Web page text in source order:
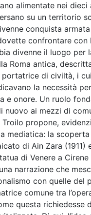
alimentate nei dieci
su un territorio
conquista
confrontare con
divenne il luogo per
Roma antica,
di civiltà, i
la necessità per
e onore. Un ruolo
nuovo ai mezzi di
Troilo propone,
mediatica: la scoperta
di Ain Zara (1911)
di Venere a Cirene
narrazione che
con quelle del
comune tra
questa richiedesse